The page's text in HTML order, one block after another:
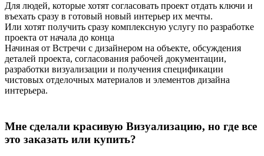
Для людей, которые хотят согласовать проект отдать ключи и
въехать сразу в готовый новый интерьер их мечты.
Или хотят получить сразу комплексную услугу по разработке
проекта от начала до конца
Начиная от Встречи с дизайнером на объекте, обсуждения
деталей проекта, согласования рабочей документации,
разработки визуализации и получения спецификации
чистовых отделочных материалов и элементов дизайна
интерьера.
Мне сделали красивую Визуализацию, но где все
это заказать или купить?